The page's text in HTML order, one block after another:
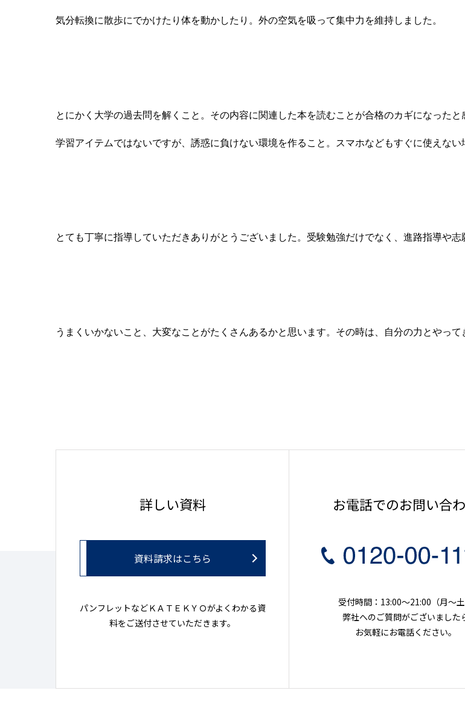
気分転換に散歩にでかけたり体を動かしたり。外の空気を吸って集中力を維持しました。
とにかく大学の過去問を解くこと。その内容に関連した本を読むことが合格のカギになったと
学習アイテムではないですが、誘惑に負けない環境を作ること。スマホなどもすぐに使えな
とても丁寧に指導していただきありがとうございました。受験勉強だけでなく、進路指導や志
うまくいかないこと、大変なことがたくさんあるかと思います。その時は、自分の力とやって
詳しい資料
資料請求はこちら
パンフレットなどＫＡＴＥＫＹＯがよくわかる資
料をご送付させていただきます。
お電話でのお問い合
受付時間：13:00～21:00（月〜土
弊社へのご質問がございました
お気軽にお電話ください。